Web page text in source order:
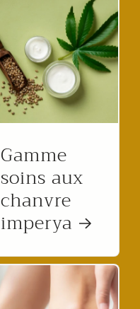
Gamme
soins aux
chanvre
imperya